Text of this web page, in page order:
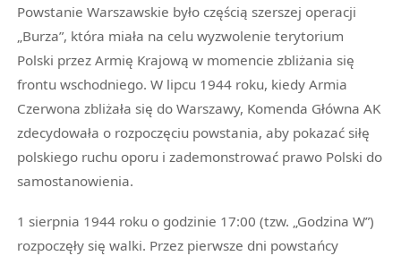
Powstanie Warszawskie było częścią szerszej operacji
„Burza”, która miała na celu wyzwolenie terytorium
Polski przez Armię Krajową w momencie zbliżania się
frontu wschodniego. W lipcu 1944 roku, kiedy Armia
Czerwona zbliżała się do Warszawy, Komenda Główna AK
zdecydowała o rozpoczęciu powstania, aby pokazać siłę
polskiego ruchu oporu i zademonstrować prawo Polski do
samostanowienia.
1 sierpnia 1944 roku o godzinie 17:00 (tzw. „Godzina W”)
rozpoczęły się walki. Przez pierwsze dni powstańcy